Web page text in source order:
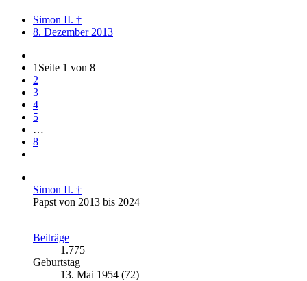
Simon II. †
8. Dezember 2013
1 Seite 1 von 8
2
3
4
5
…
8
Simon II. †
Papst von 2013 bis 2024
Beiträge
1.775
Geburtstag
13. Mai 1954 (72)